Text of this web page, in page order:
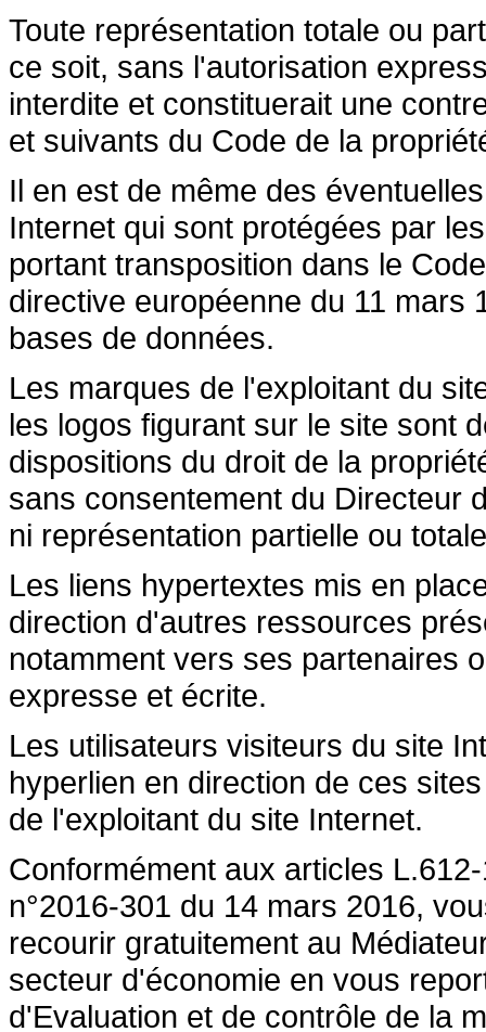
Toute représentation totale ou
ce soit, sans l'autorisation
interdite et constituerait une
et suivants du Code de la
Il en est de même des
Internet qui sont protégées par
portant transposition dans le
directive européenne du 11 mars
bases de données.
Les marques de l'exploitant du
les logos figurant sur le site sont
dispositions du droit de la
sans consentement du Directeur
ni représentation partielle ou
Les liens hypertextes mis en
direction d'autres ressources
notamment vers ses partenaires
expresse et écrite.
Les utilisateurs visiteurs du site
hyperlien en direction de ces
de l'exploitant du site Internet.
Conformément aux articles
n°2016-301 du 14 mars 2016,
recourir gratuitement au
secteur d'économie en vous
d'Evaluation et de contrôle de la